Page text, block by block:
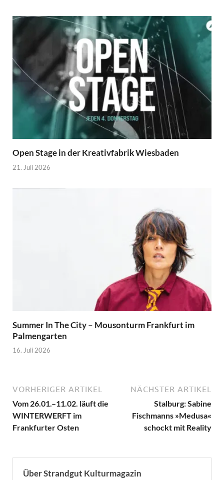
Open Stage in der Kreativfabrik Wiesbaden
21. Juli 2026
Summer In The City – Mousonturm Frankfurt im
Palmengarten
16. Juli 2026
VORHERIGER ARTIKEL
Vom 26.01.–11.02. läuft die
WINTERWERFT im
Frankfurter Osten
NÄCHSTER ARTIKEL
Stalburg: Sabine
Fischmanns »Medusa«
schockt mit Reality
Über Strandgut Kulturmagazin